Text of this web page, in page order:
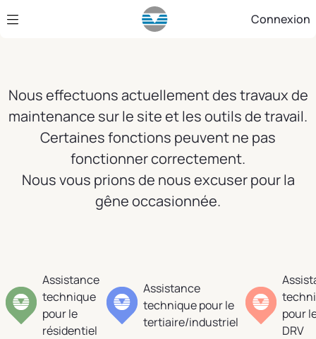
Saut au contenu principal Connexion
Nous effectuons actuellement des travaux de
maintenance sur le site et les outils de travail.
Certaines fonctions peuvent ne pas
fonctionner correctement.
Nous vous prions de nous excuser pour la
gêne occasionnée.
Assistance
technique
pour le
résidentiel
Assistance
technique pour le
tertiaire/industriel
pour
DRV